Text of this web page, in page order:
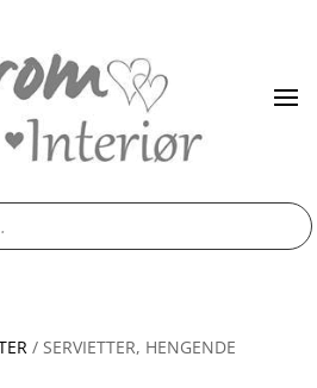
/ SERVIETTER, HENGENDE